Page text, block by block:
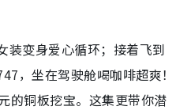
装变身爱心循环；接着飞到
，坐在驾驶舱喝咖啡超爽！
的铜板挖宝。这集更带你潜